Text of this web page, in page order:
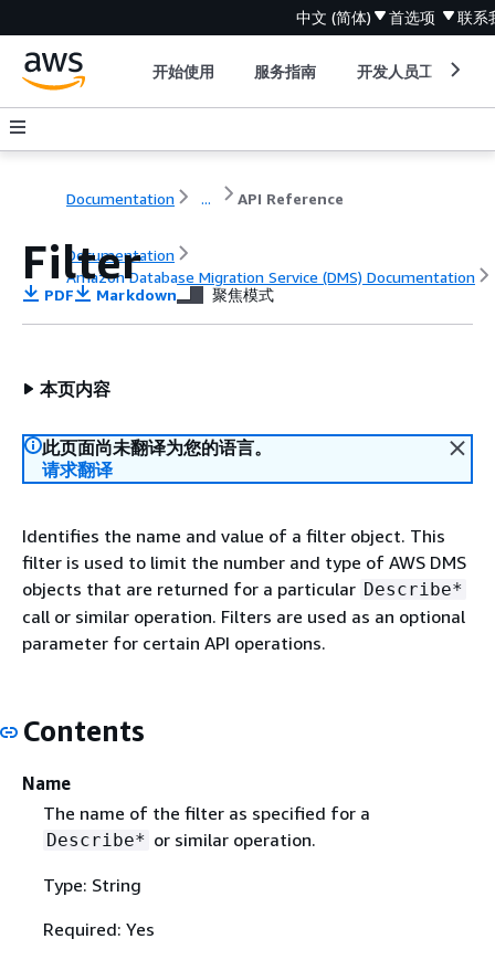
中文 (简体) 首选项 联系
开始使用 服务指南 开发人员工具
Documentation ... API Reference
Documentation
Amazon Database Migration Service (DMS) Documentation
API Reference
Filter
PDF Markdown 聚焦模式
本页内容
此页面尚未翻译为您的语言。
请求翻译
Identifies the name and value of a filter object. This
filter is used to limit the number and type of AWS DMS
objects that are returned for a particular Describe*
call or similar operation. Filters are used as an optional
parameter for certain API operations.
Contents
Name
The name of the filter as specified for a
Describe* or similar operation.
Type: String
Required: Yes